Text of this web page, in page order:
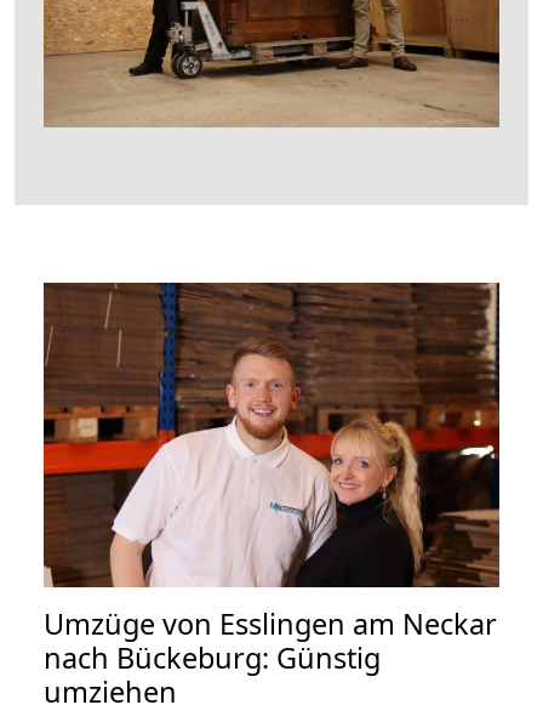
Umzüge von Esslingen am Neckar
nach Bückeburg: Günstig
umziehen